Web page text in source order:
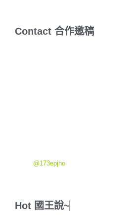
Contact 合作邀稿
@173epjho
Hot 國王說~